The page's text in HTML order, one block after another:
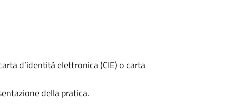
d’identità elettronica (CIE) o carta
della pratica.